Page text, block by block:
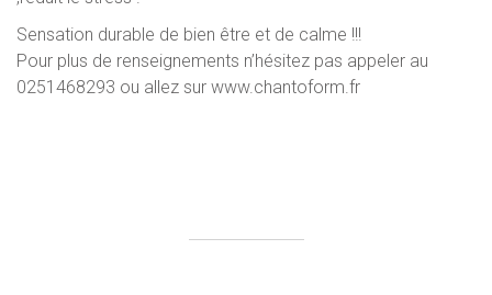
Sensation durable de bien être et de calme !!!
Pour plus de renseignements n’hésitez pas appeler au
0251468293 ou allez sur www.chantoform.fr